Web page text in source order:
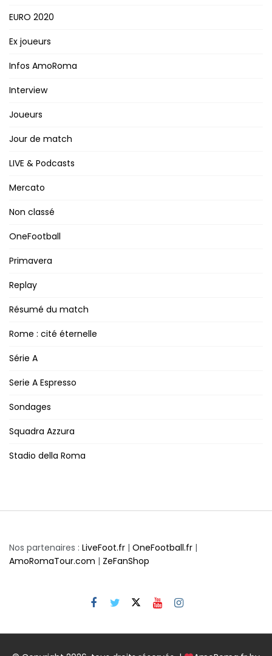
EURO 2020
Ex joueurs
Infos AmoRoma
Interview
Joueurs
Jour de match
LIVE & Podcasts
Mercato
Non classé
OneFootball
Primavera
Replay
Résumé du match
Rome : cité éternelle
Série A
Serie A Espresso
Sondages
Squadra Azzura
Stadio della Roma
Nos partenaires : LiveFoot.fr | OneFootball.fr |
AmoRomaTour.com | ZeFanShop